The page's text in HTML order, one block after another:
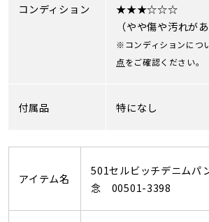
コンディション
★★★☆☆☆
（やや傷や汚れがあ
※コンディションにつ
点をご確認ください。
付属品 特になし
アイテム名
501セルビッチデニム
念 00501-3398